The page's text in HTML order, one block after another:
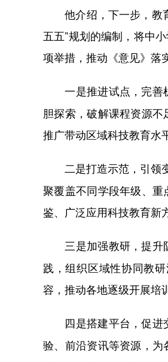
他介绍，下一步，教育
五五”规划的编制，将中
项举措，推动《意见》落
一是推进试点，完善
胆探索，破解课程资源
推广带动区域科技教育水
二是打造示范，引领
聚覆盖不同学段年级、
鉴、广泛应用科技教育新
三是加强教研，提升
践，组织区域性协同教
容，推动各地逐级开展培
四是搭建平台，促进
验、前沿资讯等资源，